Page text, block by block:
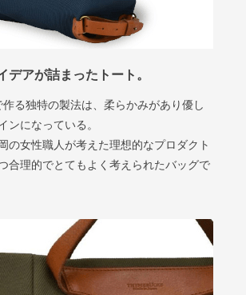
デアが詰まったトート 。
る独特の製法は、柔らかみがあり優し
ンになっている。
の女性職人が考えた理想的なプロダクト
合理的でとてもよく考えられたバッグで